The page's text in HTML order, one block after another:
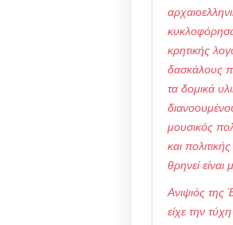
κρητικής
δασκάλους
τα δομικά
μουσικός
και
θρηνεί είναι
Ανιψιός της
είχε την